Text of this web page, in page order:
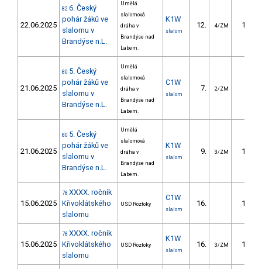
22.06.2025
82 6. Český
pohár žáků ve
slalomu v
Brandýse n.L.
Umělá
slalomová
dráha v
Brandýse nad
Labem.
K1W
slalom
12. 4/ZM 16.42
21.06.2025
80 5. Český
pohár žáků ve
slalomu v
Brandýse n.L.
Umělá
slalomová
dráha v
Brandýse nad
Labem.
C1W
slalom
7. 2/ZM
21.06.2025
80 5. Český
pohár žáků ve
slalomu v
Brandýse n.L.
Umělá
slalomová
dráha v
Brandýse nad
Labem.
K1W
slalom
9. 3/ZM 14.64
15.06.2025
78 XXXX. ročník
Křivoklátského
slalomu
USD Roztoky
C1W
slalom
16. 18.58
15.06.2025
78 XXXX. ročník
Křivoklátského
slalomu
USD Roztoky
K1W
slalom
16. 3/ZM 15.84